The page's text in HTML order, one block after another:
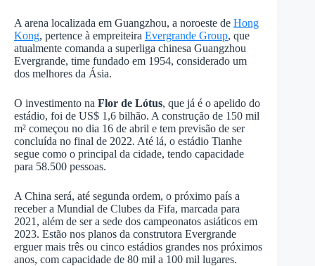
A arena localizada em Guangzhou, a noroeste de Hong
Kong, pertence à empreiteira Evergrande Group, que
atualmente comanda a superliga chinesa Guangzhou
Evergrande, time fundado em 1954, considerado um
dos melhores da Ásia.
O investimento na Flor de Lótus, que já é o apelido do
estádio, foi de US$ 1,6 bilhão. A construção de 150 mil
m² começou no dia 16 de abril e tem previsão de ser
concluída no final de 2022. Até lá, o estádio Tianhe
segue como o principal da cidade, tendo capacidade
para 58.500 pessoas.
A China será, até segunda ordem, o próximo país a
receber a Mundial de Clubes da Fifa, marcada para
2021, além de ser a sede dos campeonatos asiáticos em
2023. Estão nos planos da construtora Evergrande
erguer mais três ou cinco estádios grandes nos próximos
anos, com capacidade de 80 mil a 100 mil lugares.